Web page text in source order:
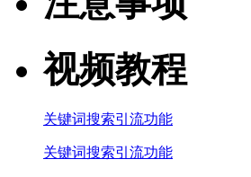
视频教程
关键词搜索引流功能
关键词搜索引流功能